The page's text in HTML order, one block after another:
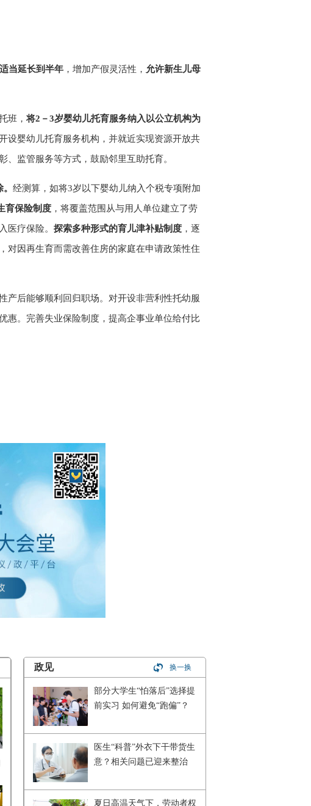
当延长到半年 ，增加产假灵活性， 允许新生儿母
班，将2－3岁婴幼儿托育服务纳入以公立机构为
设婴幼儿托育服务机构，并就近实现资源开放共
、监管服务等方式，鼓励邻里互助托育。
经测算，如将3岁以下婴幼儿纳入个税专项附加
育保险制度 ，将覆盖范围从与用人单位建立了劳
医疗保险。 探索多种形式的育儿津补贴制度 ，逐
，对因再生育而需改善住房的家庭在申请政策性住
产后能够顺利回归职场。对开设非营利性托幼服
惠。完善失业保险制度，提高企事业单位给付比